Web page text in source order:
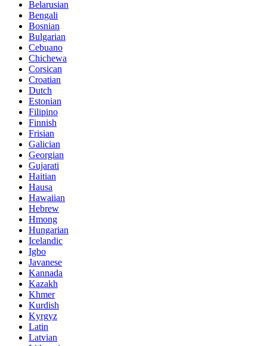
Belarusian
Bengali
Bosnian
Bulgarian
Cebuano
Chichewa
Corsican
Croatian
Dutch
Estonian
Filipino
Finnish
Frisian
Galician
Georgian
Gujarati
Haitian
Hausa
Hawaiian
Hebrew
Hmong
Hungarian
Icelandic
Igbo
Javanese
Kannada
Kazakh
Khmer
Kurdish
Kyrgyz
Latin
Latvian